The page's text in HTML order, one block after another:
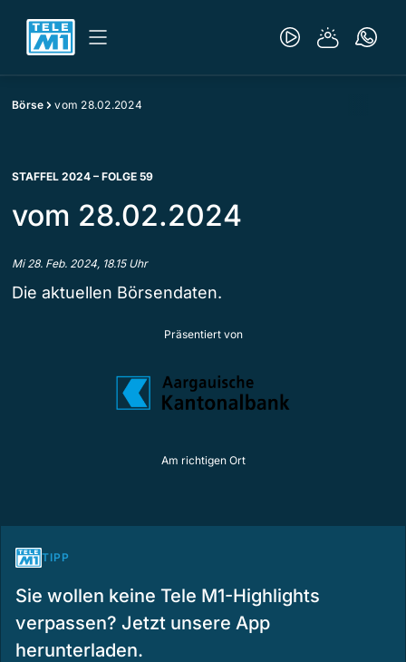
Börse vom 28.02.2024
STAFFEL 2024 – FOLGE 59
vom 28.02.2024
Mi 28. Feb. 2024, 18.15 Uhr
Die aktuellen Börsendaten.
Präsentiert von
Am richtigen Ort
TIPP
Sie wollen keine Tele M1-Highlights
verpassen? Jetzt unsere App
herunterladen.